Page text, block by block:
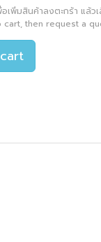
เพิ่มสินค้าลงตะกร้า แล้
cart, then request a